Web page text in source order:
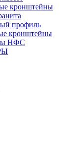
кронштейны
профиль
кронштейны
НФС